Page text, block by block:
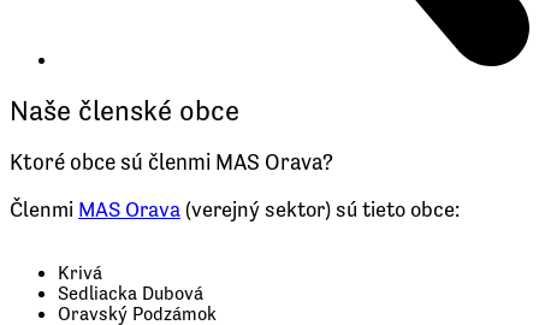
Naše členské obce
Ktoré obce sú členmi MAS Orava?
Členmi MAS Orava (verejný sektor) sú tieto obce:
Krivá
Sedliacka Dubová
Oravský Podzámok